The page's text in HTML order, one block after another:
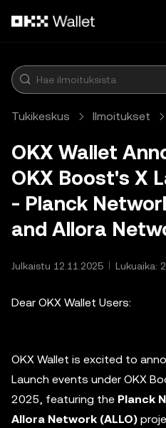
Tukikeskus Ilmoitukset
OKX Wallet
OKX Boost's X
- Planck
and Allora
Julkaistu 12.11.2025 Lukuaika:
Dear OKX Wallet Users:
OKX Wallet is excited to
Launch events under OKX
2025, featuring the Planck
Allora Network (ALLO)